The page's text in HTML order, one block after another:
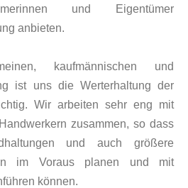
und Eigentümer
anbieten.
kaufmännischen und
ist uns die Werterhaltung der
Wir arbeiten sehr eng mit
zusammen, so dass
und auch größere
im Voraus planen und mit
können.